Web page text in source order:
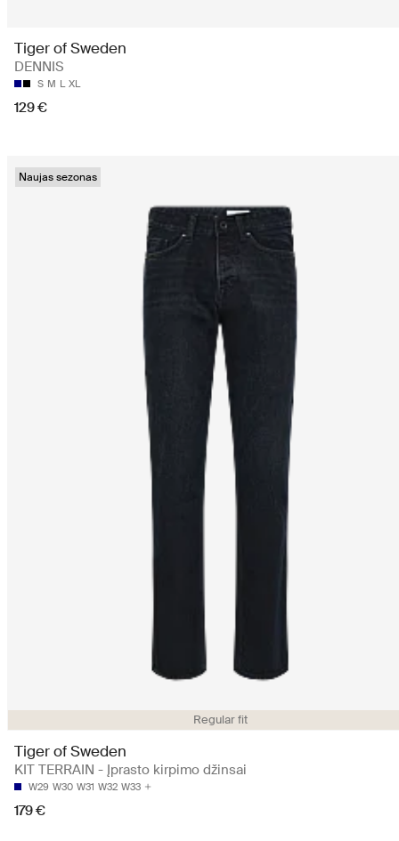
Tiger of Sweden
DENNIS
S M L XL
129 €
Regular fit
Naujas sezonas
Tiger of Sweden
KIT TERRAIN - Įprasto kirpimo džinsai
W29 W30 W31 W32 W33
179 €